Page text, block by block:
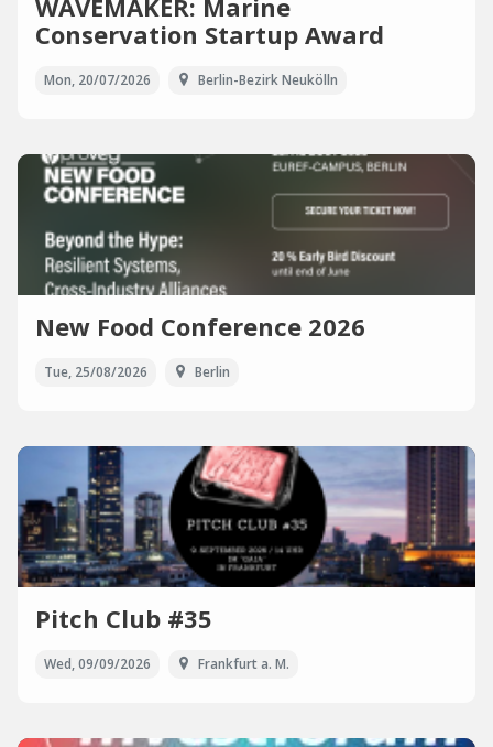
WAVEMAKER: Marine
Conservation Startup Award
Mon, 20/07/2026 Berlin-Bezirk Neukölln
New Food Conference 2026
Tue, 25/08/2026 Berlin
Pitch Club #35
Wed, 09/09/2026 Frankfurt a. M.